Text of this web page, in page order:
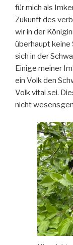
für mich als
Zukunft des
wir in der
überhaupt keine
sich in der
Einige meiner
ein Volk den
Volk vital sei.
nicht